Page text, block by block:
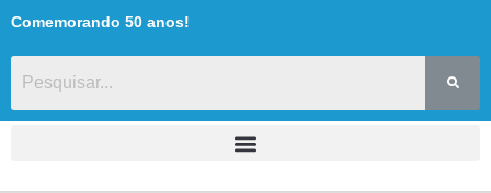
Comemorando 50 anos!